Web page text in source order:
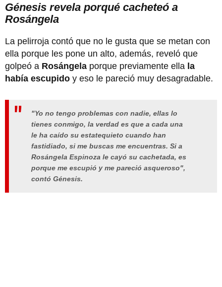
Génesis revela porqué cacheteó a
Rosángela
La pelirroja contó que no le gusta que se metan con
ella porque les pone un alto, además, reveló que
golpeó a Rosángela porque previamente ella la
había escupido y eso le pareció muy desagradable.
"Yo no tengo problemas con nadie, ellas lo
tienes conmigo, la verdad es que a cada una
le ha caído su estatequieto cuando han
fastidiado, si me buscas me encuentras. Si a
Rosángela Espinoza le cayó su cachetada, es
porque me escupió y me pareció asqueroso",
contó Génesis.